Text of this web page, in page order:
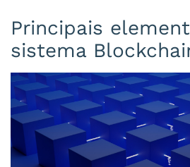
Principais
sistema